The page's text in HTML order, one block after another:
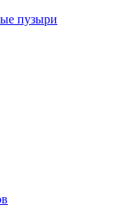
пузыри